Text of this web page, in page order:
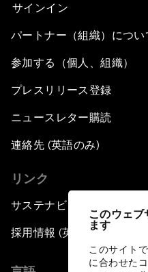
このウェ
ます
このサイト
に合わせた
サインイン
パートナー（組織）につい
参加する（個人、組織）
プレスリリース登録
ニュースレター購読
連絡先 (英語のみ)
リンク
サステナビリティへの取り
採用情報 (英語のみ)